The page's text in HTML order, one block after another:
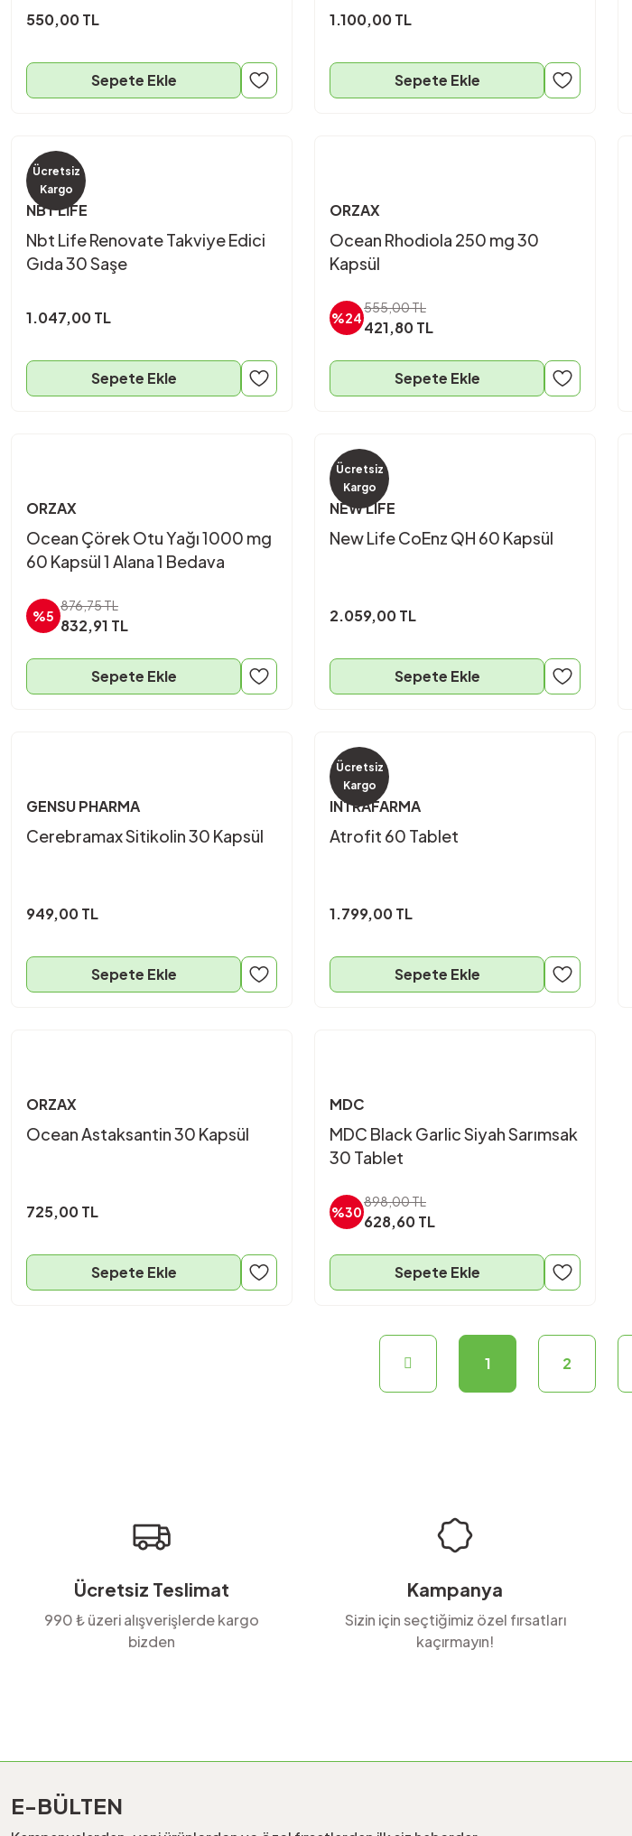
550,00 TL
Sepete Ekle
1.100,00 TL
Sepete Ekle
Ücretsiz
Kargo
NBT LİFE
Nbt Life Renovate Takviye Edici
Gıda 30 Saşe
1.047,00 TL
Sepete Ekle
ORZAX
Ocean Rhodiola 250 mg 30
Kapsül
%24
555,00 TL
421,80 TL
Sepete Ekle
ORZAX
Ocean Çörek Otu Yağı 1000 mg
60 Kapsül 1 Alana 1 Bedava
%5
876,75 TL
832,91 TL
Sepete Ekle
Ücretsiz
Kargo
NEW LIFE
New Life CoEnz QH 60 Kapsül
2.059,00 TL
Sepete Ekle
GENSU PHARMA
Cerebramax Sitikolin 30 Kapsül
949,00 TL
Sepete Ekle
Ücretsiz
Kargo
INTRAFARMA
Atrofit 60 Tablet
1.799,00 TL
Sepete Ekle
ORZAX
Ocean Astaksantin 30 Kapsül
725,00 TL
Sepete Ekle
MDC
MDC Black Garlic Siyah Sarımsak
30 Tablet
%30
898,00 TL
628,60 TL
Sepete Ekle
1 2
Ücretsiz Teslimat
990 ₺ üzeri alışverişlerde kargo
bizden
Kampanya
Sizin için seçtiğimiz özel fırsatları
kaçırmayın!
E-BÜLTEN